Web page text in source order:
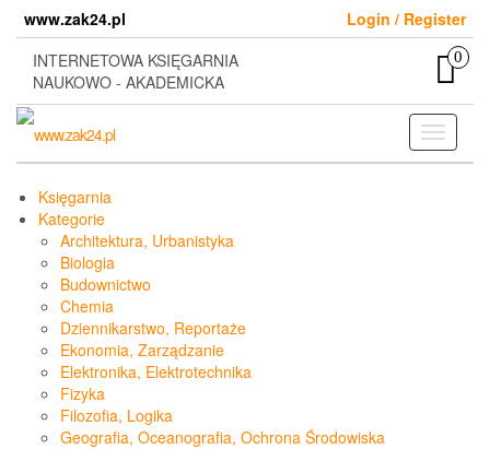
content
www.zak24.pl
Login / Register
INTERNETOWA KSIĘGARNIA
NAUKOWO - AKADEMICKA
0
Toggle
Księgarnia
Kategorie
Architektura, Urbanistyka
Biologia
Budownictwo
Chemia
Dziennikarstwo, Reportaże
Ekonomia, Zarządzanie
Elektronika, Elektrotechnika
Fizyka
Filozofia, Logika
Geografia, Oceanografia, Ochrona Środowiska